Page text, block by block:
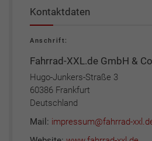
Kontaktdaten
Anschrift:
Fahrrad-XXL.de GmbH &
Hugo-Junkers-Straße 3
60386 Frankfurt
Deutschland
Mail: impressum@fahrrad-